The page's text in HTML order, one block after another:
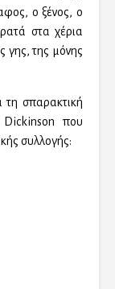
ο ξένος, ο
στα χέρια
γης, της μόνης
σπαρακτική
Dickinson που
συλλογής: